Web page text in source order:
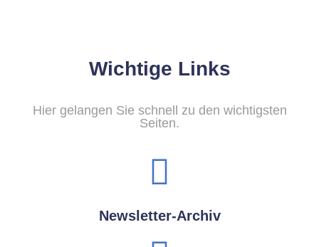
Wichtige Links
Hier gelangen Sie schnell zu den wichtigsten
Seiten.
Newsletter-Archiv